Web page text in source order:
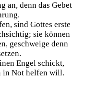
an, denn das Gebet
sind Gottes erste
sie können
geschweige denn
Engel schickt,
in Not helfen will.